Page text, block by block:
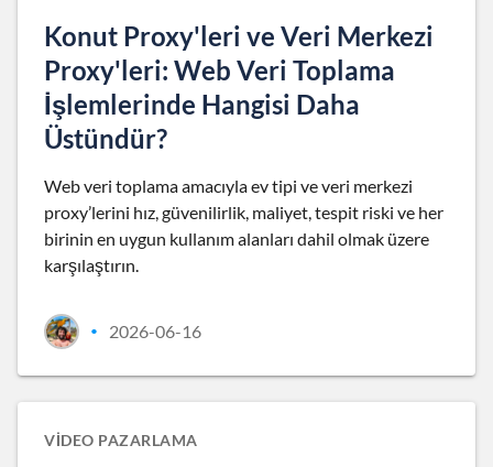
Konut Proxy'leri ve Veri Merkezi
Proxy'leri: Web Veri Toplama
İşlemlerinde Hangisi Daha
Üstündür?
Web veri toplama amacıyla ev tipi ve veri merkezi
proxy’lerini hız, güvenilirlik, maliyet, tespit riski ve her
birinin en uygun kullanım alanları dahil olmak üzere
karşılaştırın.
• 2026-06-16
VIDEO PAZARLAMA